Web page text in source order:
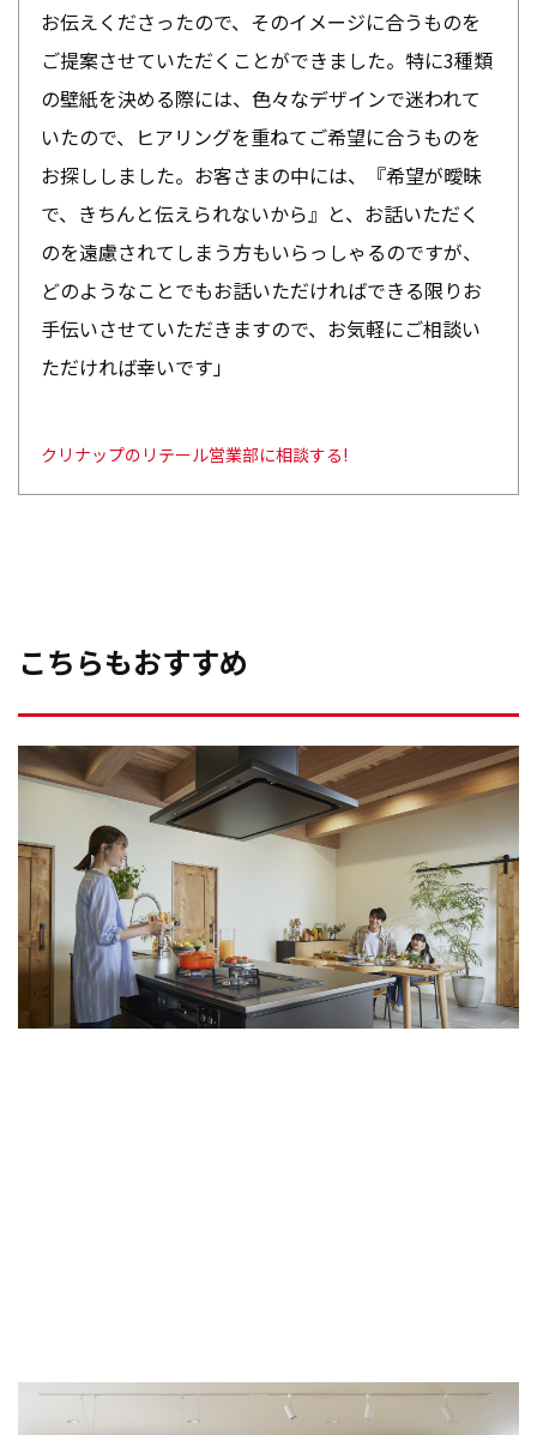
お伝えくださったので、そのイメージに合うものを
ご提案させていただくことができました。特に3種類
の壁紙を決める際には、色々なデザインで迷われて
いたので、ヒアリングを重ねてご希望に合うものを
お探ししました。お客さまの中には、『希望が曖昧
で、きちんと伝えられないから』と、お話いただく
のを遠慮されてしまう方もいらっしゃるのですが、
どのようなことでもお話いただければできる限りお
手伝いさせていただきますので、お気軽にご相談い
ただければ幸いです」
クリナップのリテール営業部に相談する!
こちらもおすすめ